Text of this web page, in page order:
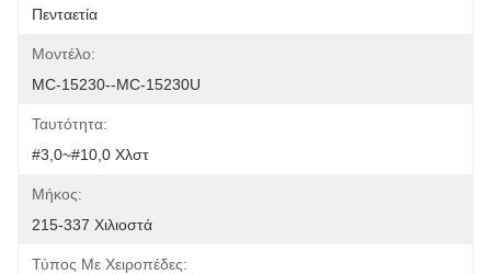
Πενταετία
Μοντέλο:
MC-15230--MC-15230U
Ταυτότητα:
#3,0~#10,0 Χλστ
Μήκος:
215-337 Χιλιοστά
Τύπος Με Χειροπέδες: